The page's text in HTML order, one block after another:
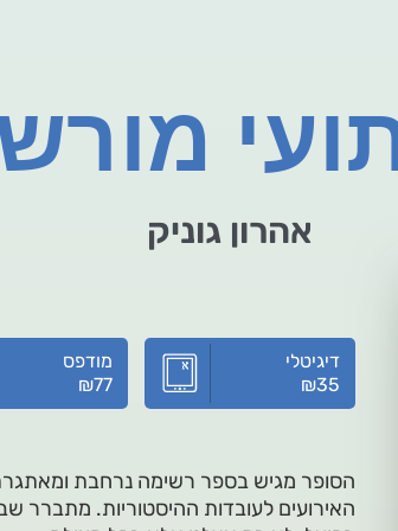
אהרון גוניק
דיגיטלי
₪35
מודפס
₪77
הסופר מגיש בספר רשימה נרחבת
האירועים לעובדות ההיסטוריות. מתברר